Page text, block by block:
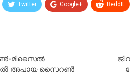
Twitter Google+ ReddIt
മിസൈല്‍
അപായ സൈറണ്‍